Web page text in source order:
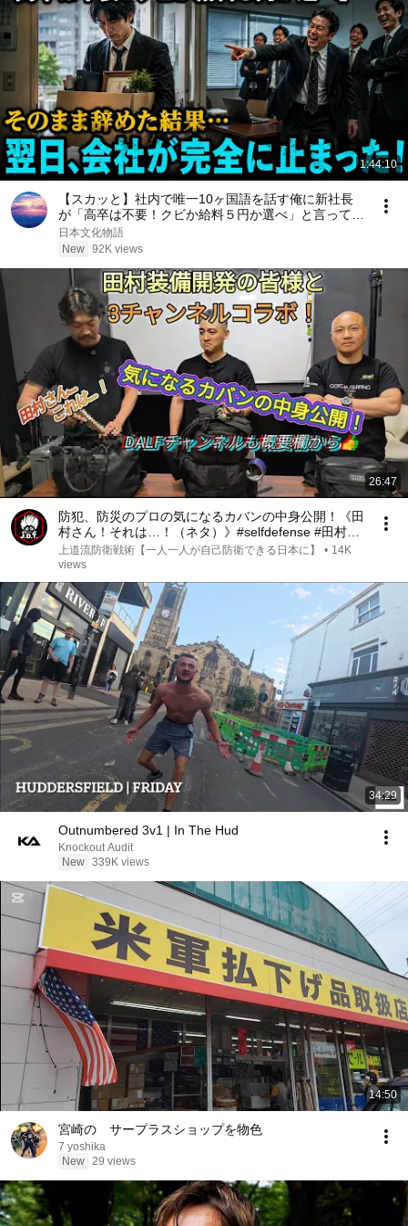
1:44:10
【スカッと】社内で唯一10ヶ国語を話す俺に新社長
が「高卒は不要！クビか給料５円か選べ」と言ってき
た。そのまま辞めた結果
日本文化物語
New 92K views
26:47
防犯、防災のプロの気になるカバンの中身公開！《田
村さん！それは…！（ネタ）》#selfdefense #田村装
備開発
上道流防衛戦術【一人一人が自己防衛できる日本に】 • 14K
views
34:29
Outnumbered 3v1 | In The Hud
Knockout Audit
New 339K views
14:50
宮崎の サープラスショップを物色
7 yoshika
New 29 views